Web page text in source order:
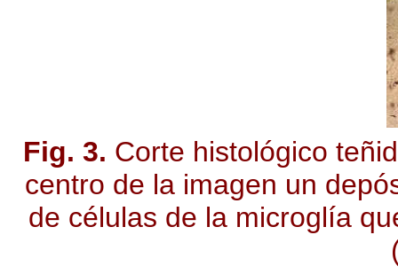
Fig. 3. Corte histológico
centro de la imagen un
de células de la microglía